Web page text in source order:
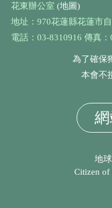
花東辦公室 (地圖)
地址：970花蓮縣花蓮市
電話：03-8310916 傳真：
為了確保
本會不
地
Citizen of